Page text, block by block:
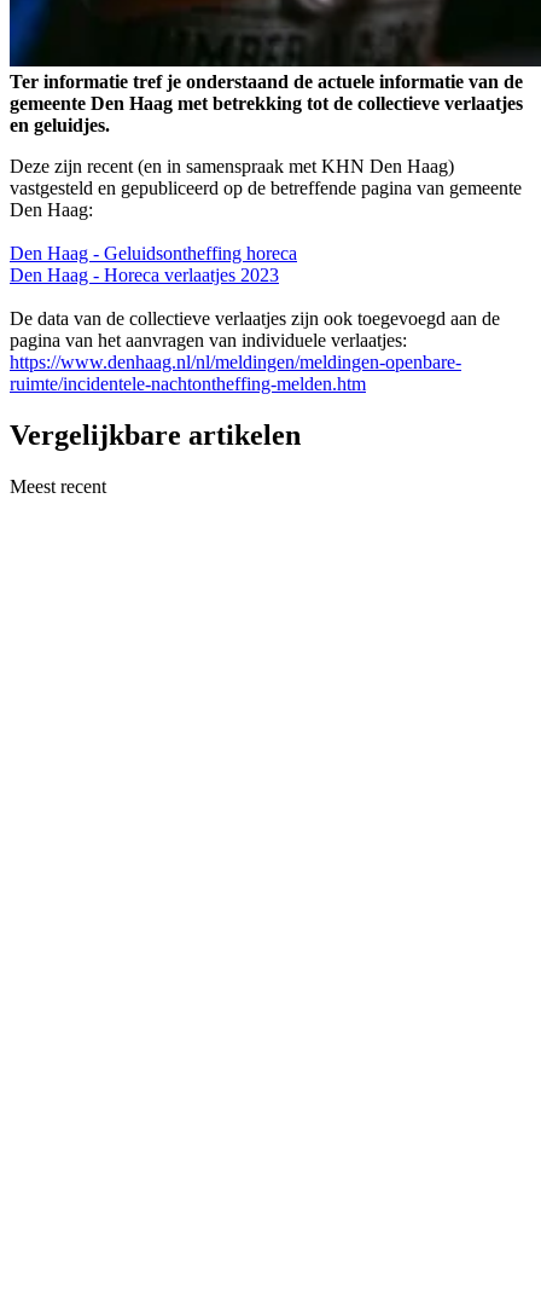
Ter informatie tref je onderstaand de actuele informatie van de
gemeente Den Haag met betrekking tot de collectieve verlaatjes
en geluidjes.
Deze zijn recent (en in samenspraak met KHN Den Haag)
vastgesteld en gepubliceerd op de betreffende pagina van gemeente
Den Haag:
Den Haag - Geluidsontheffing horeca
Den Haag - Horeca verlaatjes 2023
De data van de collectieve verlaatjes zijn ook toegevoegd aan de
pagina van het aanvragen van individuele verlaatjes:
https://www.denhaag.nl/nl/meldingen/meldingen-openbare-
ruimte/incidentele-nachtontheffing-melden.htm
Vergelijkbare artikelen
Meest recent